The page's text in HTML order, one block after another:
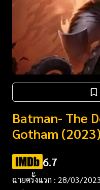
Batman- The
Gotham (2023)
6.7
ฉายครั้งแรก : 28/03/2023